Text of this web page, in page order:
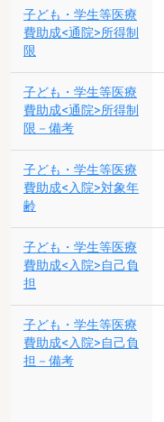
子ども・学生等医療
費助成<通院>所得制
限
子ども・学生等医療
費助成<通院>所得制
限－備考
子ども・学生等医療
費助成<入院>対象年
齢
子ども・学生等医療
費助成<入院>自己負
担
子ども・学生等医療
費助成<入院>自己負
担－備考